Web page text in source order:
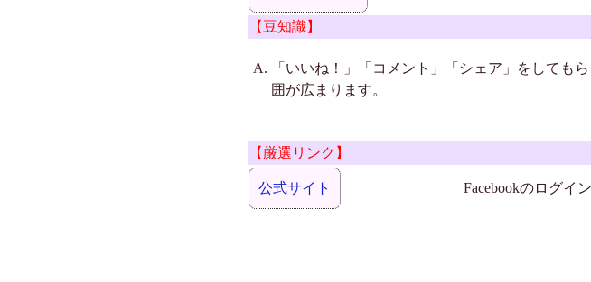
【豆知識】
「いいね！」「コメント」「シェア」をしても
囲が広まります。
【厳選リンク】
公式サイト Facebookのログイ